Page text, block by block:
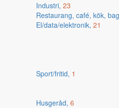
Industri, 23
Restaurang, café, kök,
El/data/elektronik, 21
Sport/fritid, 1
Husgeråd, 6